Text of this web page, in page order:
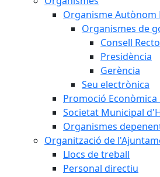
Organisme Autònom
Organismes de
Consell
Presidència
Gerència
Seu electrònica
Promoció Econòmica
Societat Municipal
Organismes
Organització de
Llocs de treball
Personal directiu